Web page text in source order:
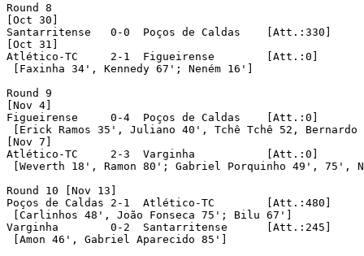
Round 8
[Oct 30]
Santarritense	0-0  Poços de Caldas	[Att.:330]
[Oct 31]
Atlético-TC	2-1  Figueirense	[Att.:0]	[in Barbacena]
[Faxinha 34', Kennedy 67'; Neném 16']
Round 9
[Nov 4]
Figueirense	0-4  Poços de Caldas	[Att.:0]
[Erick Ramos 35', Juliano 40', Tchê Tchê 52, Bernardo
[Nov 7]
Atlético-TC	2-3  Varginha		[Att.:0]	[in São João del Rei]
[Weverth 18', Ramon 80'; Gabriel Porquinho 49', 75',
Round 10 [Nov 13]
Poços de Caldas	2-1  Atlético-TC	[Att.:480]
[Carlinhos 48', João Fonseca 75'; Bilu 67']
Varginha	0-2  Santarritense	[Att.:245]
[Amon 46', Gabriel Aparecido 85']